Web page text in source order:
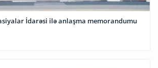
İdarəsi ilə anlaşma memorandumu